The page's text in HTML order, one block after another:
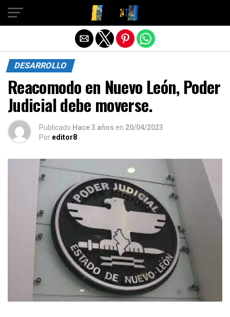
DESARROLLO
Reacomodo en Nuevo León, Poder
Judicial debe moverse.
Publicado Hace 3 años en 20/04/2023
Por editor8
Salir de la versión móvil